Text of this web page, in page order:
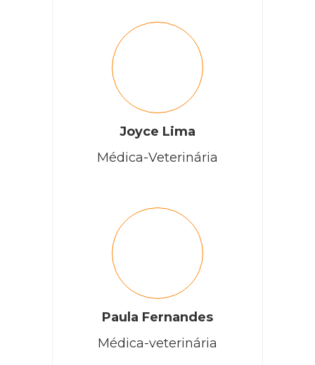
Joyce Lima
Médica-Veterinária
Paula Fernandes
Médica-veterinária